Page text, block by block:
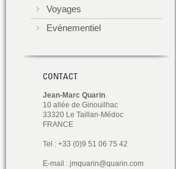
Voyages
Evénementiel
CONTACT
Jean-Marc Quarin
10 allée de Ginouilhac
33320 Le Taillan-Médoc
FRANCE
Tel : +33 (0)9 51 06 75 42
E-mail : jmquarin@quarin.com